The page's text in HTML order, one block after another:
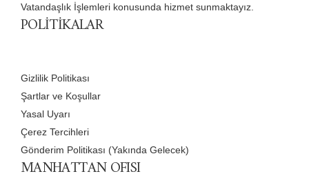
Vatandaşlık İşlemleri konusunda hizmet sunmaktayız.
POLİTİKALAR
Gizlilik Politikası
Şartlar ve Koşullar
Yasal Uyarı
Çerez Tercihleri
Gönderim Politikası (Yakında Gelecek)
MANHATTAN OFISI